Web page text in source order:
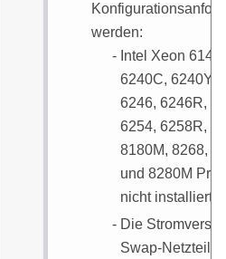
werden:
Intel Xeon
6240C, 6240Y,
6246, 6246R,
6254, 6258R,
8180M, 8268,
und 8280M
nicht installiert.
Die
Swap-Netzteils